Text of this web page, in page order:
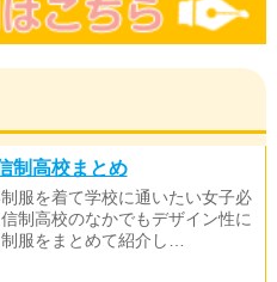
制高校まとめ
服を着て学校に通いたい女子必
制高校のなかでもデザイン性に
服をまとめて紹介し…